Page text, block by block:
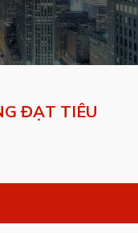
ĐẠT TIÊU